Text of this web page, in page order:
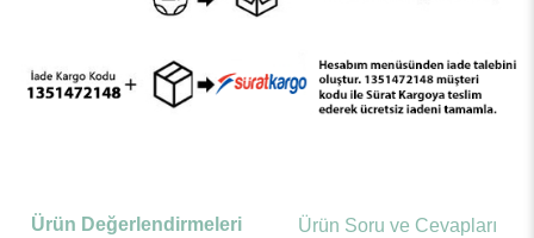
Ürün Değerlendirmeleri Ürün Soru ve Cevapları